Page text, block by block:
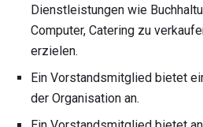
Dienstleistungen wie
Computer, Catering zu
erzielen.
Ein Vorstandsmitglied bietet
der Organisation an.